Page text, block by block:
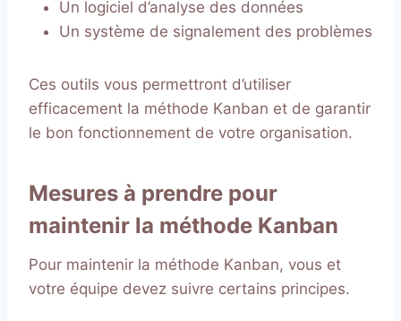
Un logiciel d’analyse des données
Un système de signalement des problèmes
Ces outils vous permettront d’utiliser
efficacement la méthode Kanban et de garantir
le bon fonctionnement de votre organisation.
Mesures à prendre pour
maintenir la méthode Kanban
Pour maintenir la méthode Kanban, vous et
votre équipe devez suivre certains principes.